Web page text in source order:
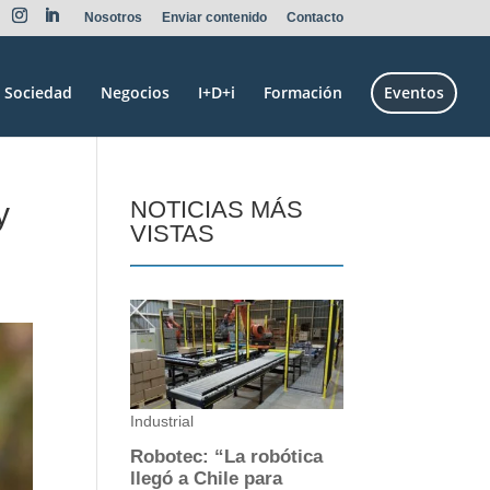
Nosotros Enviar contenido Contacto
Sociedad Negocios I+D+i Formación Eventos
NOTICIAS MÁS
VISTAS